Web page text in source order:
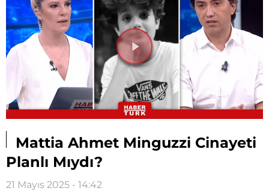
Videoyu
Oynat
Mattia Ahmet Minguzzi Cinayeti
Planlı Mıydı?
21 Mayıs 2025 - 14:42